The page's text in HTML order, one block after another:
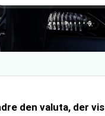
den valuta, der